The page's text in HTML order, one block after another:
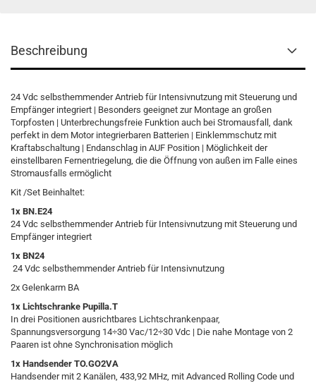
Beschreibung
24 Vdc selbsthemmender Antrieb für Intensivnutzung mit Steuerung und
Empfänger integriert | Besonders geeignet zur Montage an großen
Torpfosten | Unterbrechungsfreie Funktion auch bei Stromausfall, dank
perfekt in dem Motor integrierbaren Batterien | Einklemmschutz mit
Kraftabschaltung | Endanschlag in AUF Position | Möglichkeit der
einstellbaren Fernentriegelung, die die Öffnung von außen im Falle eines
Stromausfalls ermöglicht
Kit /Set Beinhaltet:
1x BN.E24
24 Vdc selbsthemmender Antrieb für Intensivnutzung mit Steuerung und
Empfänger integriert
1x BN24
24 Vdc selbsthemmender Antrieb für Intensivnutzung
2x Gelenkarm BA
1x Lichtschranke Pupilla.T
In drei Positionen ausrichtbares Lichtschrankenpaar,
Spannungsversorgung 14÷30 Vac/12÷30 Vdc | Die nahe Montage von 2
Paaren ist ohne Synchronisation möglich
1x Handsender TO.GO2VA
Handsender mit 2 Kanälen, 433,92 MHz, mit Advanced Rolling Code und